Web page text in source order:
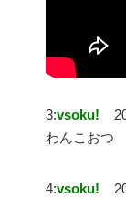
3:vsoku!
わんこおつ
4:vsoku!